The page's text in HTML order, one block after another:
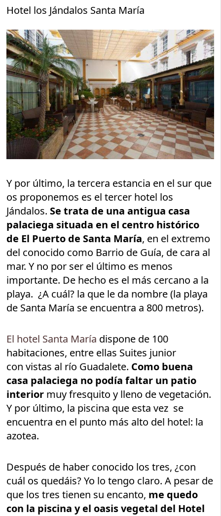
Hotel los Jándalos Santa María
Y por último, la tercera estancia en el sur que
os proponemos es el tercer hotel los
Jándalos. Se trata de una antigua casa
palaciega situada en el centro histórico
de El Puerto de Santa María, en el extremo
del conocido como Barrio de Guía, de cara al
mar. Y no por ser el último es menos
importante. De hecho es el más cercano a la
playa. ¿A cuál? la que le da nombre (la playa
de Santa María se encuentra a 800 metros).
El hotel Santa María dispone de 100
habitaciones, entre ellas Suites junior
con vistas al río Guadalete. Como buena
casa palaciega no podía faltar un patio
interior muy fresquito y lleno de vegetación.
Y por último, la piscina que esta vez se
encuentra en el punto más alto del hotel: la
azotea.
Después de haber conocido los tres, ¿con
cuál os quedáis? Yo lo tengo claro. A pesar de
que los tres tienen su encanto, me quedo
con la piscina y el oasis vegetal del Hotel